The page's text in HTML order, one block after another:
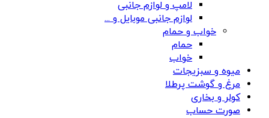
لامپ و لوازم جانبی
لوازم جانبی موبایل و ...
خواب و حمام
حمام
خواب
میوه و سبزیجات
مرغ و گوشت پرطلا
کولر و بخاری
صورت حساب